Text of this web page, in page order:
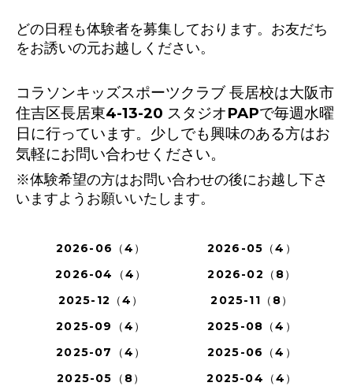
どの日程も体験者を募集しております。お友だち
をお誘いの元お越しください。
コラソンキッズスポーツクラブ 長居校は大阪市
住吉区長居東4-13-20 スタジオPAPで毎週水曜
日に行っています。少しでも興味のある方はお
気軽にお問い合わせください。
※体験希望の方はお問い合わせの後にお越し下さ
いますようお願いいたします。
2026-06（4）
2026-05（4）
2026-04（4）
2026-02（8）
2025-12（4）
2025-11（8）
2025-09（4）
2025-08（4）
2025-07（4）
2025-06（4）
2025-05（8）
2025-04（4）